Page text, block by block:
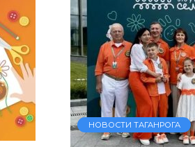
НОВОСТИ ТАГАНРОГА